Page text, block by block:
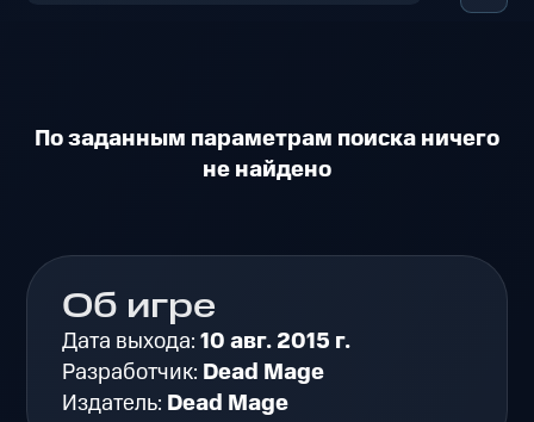
По заданным параметрам поиска ничего
не найдено
Об игре
Дата выхода:10 авг. 2015 г.
Разработчик: Dead Mage
Издатель: Dead Mage